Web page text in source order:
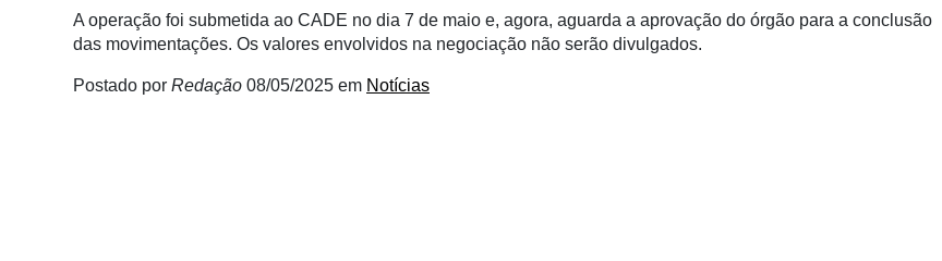
Membros
A operação foi submetida ao CADE no dia 7 de maio e, agora, aguarda a aprovação do órgão para a conclusão
das movimentações. Os valores envolvidos na negociação não serão divulgados.
Postado por Redação 08/05/2025 em Notícias